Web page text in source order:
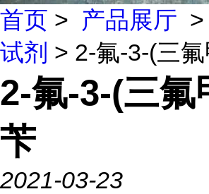
首页 > 产品展厅 >
试剂 > 2-氟-3-(三
2-氟-3-(三氟
苄
2021-03-23